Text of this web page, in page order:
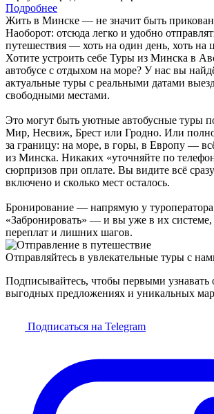
Подробнее
Жить в Минске — не значит быть
Наоборот: отсюда легко и удобно
путешествия — хоть на один день, хоть на
Хотите устроить себе Туры из Минска в
автобусе с отдыхом на море? У нас вы
актуальные туры с реальными датами
свободными местами.
Это могут быть уютные автобусные туры
Мир, Несвиж, Брест или Гродно. Или
за границу: на море, в горы, в Европу —
из Минска. Никаких «уточняйте по
сюрпризов при оплате. Вы видите всё
включено и сколько мест осталось.
Бронирование — напрямую у
«Забронировать» — и вы уже в их системе,
переплат и лишних шагов.
Отправляйтесь в увлекательные туры с
Подписывайтесь, чтобы первыми узнавать
выгодных предложениях и уникальных
Подписаться на Telegram